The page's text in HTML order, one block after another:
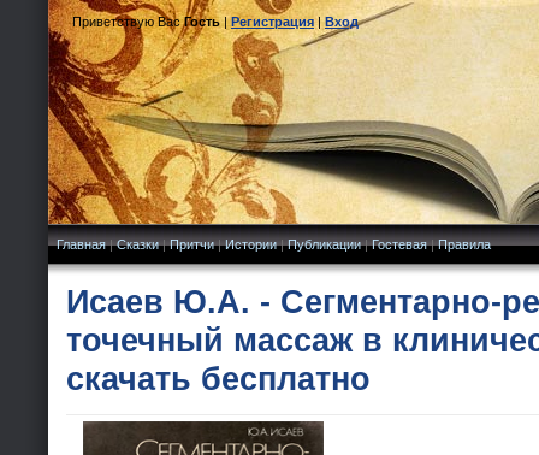
Приветствую Вас Гость|Регистрация|Вход
Главная|Сказки|Притчи|Истории|Публикации|Гостевая|Правила
Исаев Ю.А. - Сегментарно-
точечный массаж в
скачать бесплатно